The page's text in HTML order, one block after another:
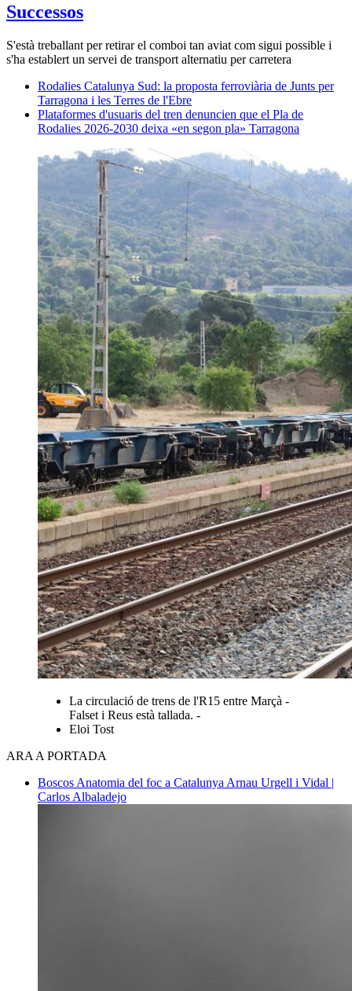
Successos
S'està treballant per retirar el comboi tan aviat com sigui possible i
s'ha establert un servei de transport alternatiu per carretera
Rodalies Catalunya Sud: la proposta ferroviària de Junts per
Tarragona i les Terres de l'Ebre
Plataformes d'usuaris del tren denuncien que el Pla de
Rodalies 2026-2030 deixa «en segon pla» Tarragona
La circulació de trens de l'R15 entre Marçà -
Falset i Reus està tallada. -
Eloi Tost
ARA A PORTADA
Boscos Anatomia del foc a Catalunya Arnau Urgell i Vidal |
Carlos Albaladejo